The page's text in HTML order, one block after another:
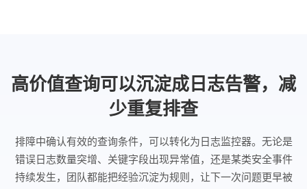
高价值查询可以沉淀成日志告警，减
少重复排查
排障中确认有效的查询条件，可以转化为日志监控器。无论是
错误日志数量突增、关键字段出现异常值，还是某类安全事件
持续发生，团队都能把经验沉淀为规则，让下一次问题更早被